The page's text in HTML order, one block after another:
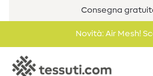
Consegna
Novità: Air Mesh!